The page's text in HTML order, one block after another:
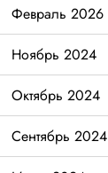
Февраль 2026
Ноябрь 2024
Октябрь 2024
Сентябрь 2024